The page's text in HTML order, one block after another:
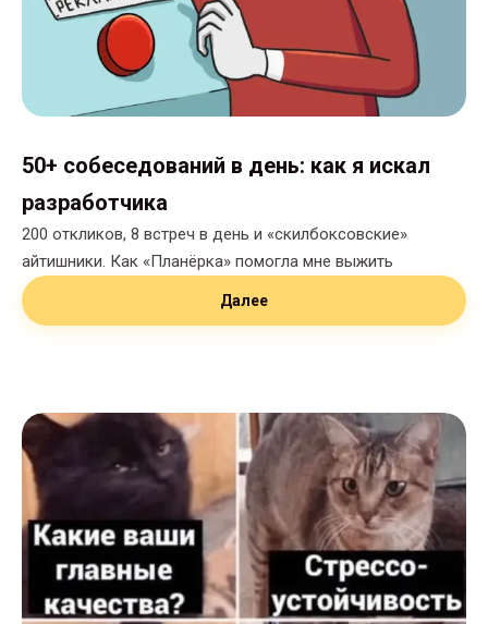
50+ собеседований в день: как я искал
разработчика
200 откликов, 8 встреч в день и «скилбоксовские»
айтишники. Как «Планёрка» помогла мне выжить
Далее